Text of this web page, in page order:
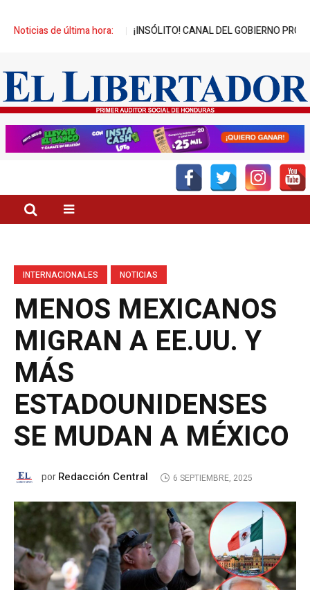
Noticias de última hora:
¡INSÓLITO! CANAL DEL GOBIERNO PROMUEVE ZEDE
INTERNACIONALES NOTICIAS
MENOS MEXICANOS
MIGRAN A EE.UU. Y
MÁS
ESTADOUNIDENSES
SE MUDAN A MÉXICO
porRedacción Central 6 SEPTIEMBRE, 2025